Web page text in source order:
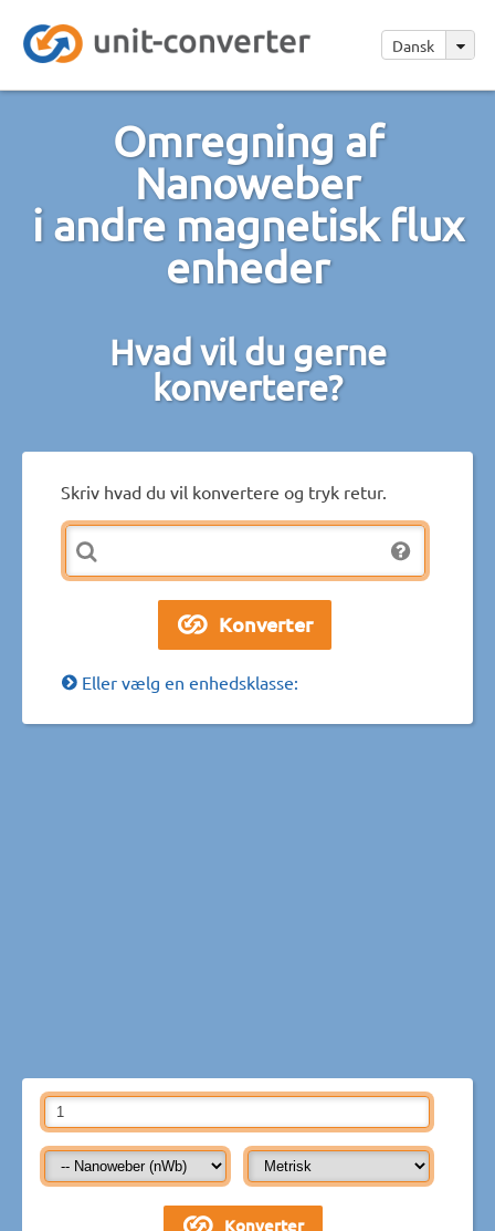
Dansk
Omregning af
Nanoweber
i andre magnetisk flux
enheder
Hvad vil du gerne
konvertere?
Skriv hvad du vil konvertere og tryk retur.
Eller vælg en enhedsklasse: